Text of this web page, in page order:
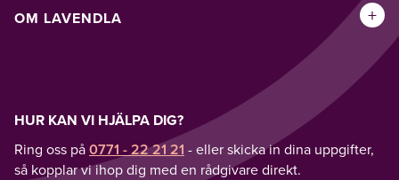
OM LAVENDLA +
HUR KAN VI HJÄLPA DIG?
Ring oss på0771 - 22 21 21 - eller skicka in dina uppgifter,
så kopplar vi ihop dig med en rådgivare direkt.